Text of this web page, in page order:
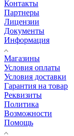
Контакты
Партнеры
Лицензии
Документы
Информация
Магазины
Условия оплаты
Условия доставки
Гарантия на товар
Реквизиты
Политика
Возможности
Помощь